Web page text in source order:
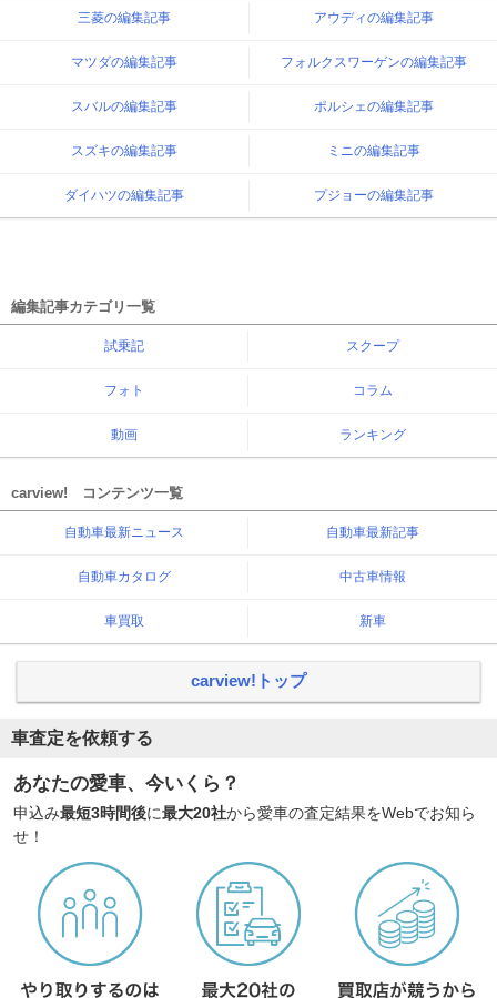
三菱の編集記事 アウディの編集記事
マツダの編集記事 フォルクスワーゲンの編集記事
スバルの編集記事 ポルシェの編集記事
スズキの編集記事 ミニの編集記事
ダイハツの編集記事 プジョーの編集記事
編集記事カテゴリ一覧
試乗記 スクープ
フォト コラム
動画 ランキング
carview! コンテンツ一覧
自動車最新ニュース 自動車最新記事
自動車カタログ 中古車情報
車買取 新車
carview!トップ
車査定を依頼する
あなたの愛車、今いくら？
申込み最短3時間後に最大20社から愛車の査定結果をWebでお知ら
せ！